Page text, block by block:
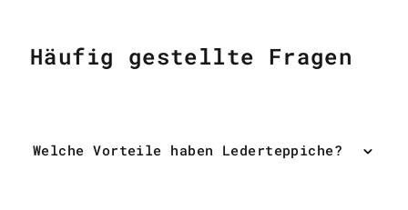
Häufig gestellte Fragen
Welche Vorteile haben Lederteppiche?